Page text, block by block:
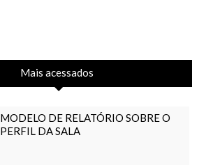
Mais acessados
MODELO DE RELATÓRIO SOBRE O
PERFIL DA SALA